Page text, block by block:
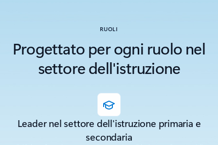
RUOLI
Progettato per ogni ruolo nel
settore dell'istruzione
Leader nel settore dell'istruzione primaria e
secondaria